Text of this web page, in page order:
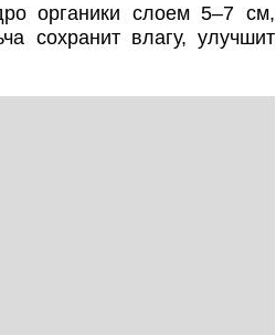
органики слоем 5–7 см,
сохранит влагу, улучшит